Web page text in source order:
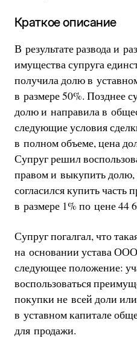
Краткое описание
В результате развода и
имущества супруга
получила долю в
в размере 50%. Позднее
долю и направила в
следующие условия
в полном объеме, цена
Супруг решил
правом и выкупить
согласился купить часть
в размере 1% по цене 44
Супруг погалгал, что
на основании устава
следующее положение:
воспользоваться
покупки не всей доли
в уставном капитале
для продажи.